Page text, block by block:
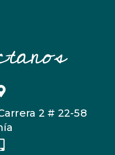
2 # 22-58